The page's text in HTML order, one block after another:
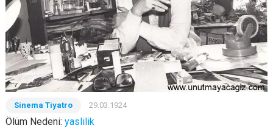
Sinema Tiyatro 29.03.1924
Ölüm Nedeni: yaslilik